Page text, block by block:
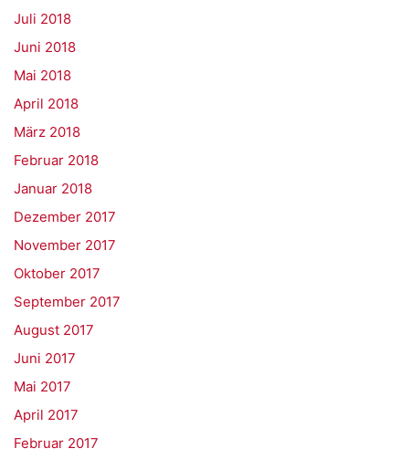
Juli 2018
Juni 2018
Mai 2018
April 2018
März 2018
Februar 2018
Januar 2018
Dezember 2017
November 2017
Oktober 2017
September 2017
August 2017
Juni 2017
Mai 2017
April 2017
Februar 2017